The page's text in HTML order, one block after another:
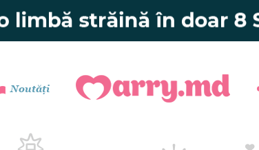
Noutăți